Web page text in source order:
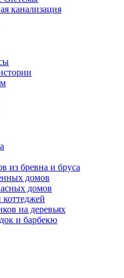
канализация
из бревна и бруса
домов
домов
на деревьях
и барбекю